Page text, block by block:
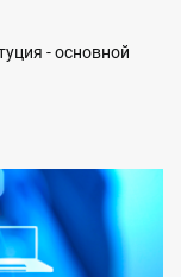
- основной